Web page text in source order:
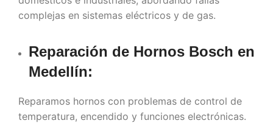
complejas en sistemas eléctricos y de gas.
Reparación de Hornos Bosch en
Medellín:
Reparamos hornos con problemas de control de
temperatura, encendido y funciones electrónicas.